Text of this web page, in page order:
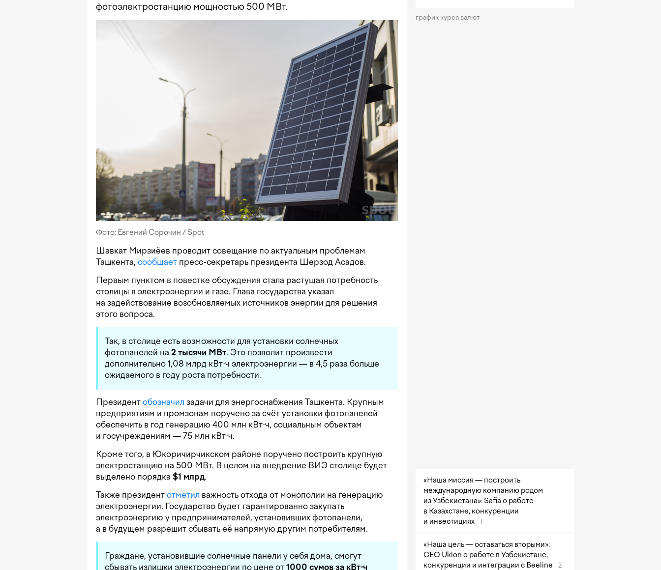
фотоэлектростанцию мощностью 500 МВт.
Фото: Евгений Сорочин / Spot
Шавкат Мирзиёев проводит совещание по актуальным проблемам
Ташкента, сообщает пресс-секретарь президента Шерзод Асадов.
Первым пунктом в повестке обсуждения стала растущая потребность
столицы в электроэнергии и газе. Глава государства указал
на задействование возобновляемых источников энергии для решения
этого вопроса.
Так, в столице есть возможности для установки солнечных
фотопанелей на 2 тысячи МВт. Это позволит произвести
дополнительно 1,08 млрд кВт⋅ч электроэнергии — в 4,5 раза больше
ожидаемого в году роста потребности.
Президент обозначил задачи для энергоснабжения Ташкента. Крупным
предприятиям и промзонам поручено за счёт установки фотопанелей
обеспечить в год генерацию 400 млн кВт⋅ч, социальным объектам
и госучреждениям — 75 млн кВт⋅ч.
Кроме того, в Юкоричирчикском районе поручено построить крупную
электростанцию на 500 МВт. В целом на внедрение ВИЭ столице будет
выделено порядка $1 млрд.
Также президент отметил важность отхода от монополии на генерацию
электроэнергии. Государство будет гарантированно закупать
электроэнергию у предпринимателей, установивших фотопанели,
а в будущем разрешит сбывать её напрямую другим потребителям.
Граждане, установившие солнечные панели у себя дома, смогут
сбывать излишки электроэнергии по цене от 1000 сумов за кВт⋅ч
график курса валют
«Наша миссия — построить
международную компанию родом
из Узбекистана»: Safia о работе
в Казахстане, конкуренции
и инвестициях
1
«Наша цель — оставаться вторыми»:
CEO Uklon о работе в Узбекистане,
конкуренции и интеграции с Beeline
2